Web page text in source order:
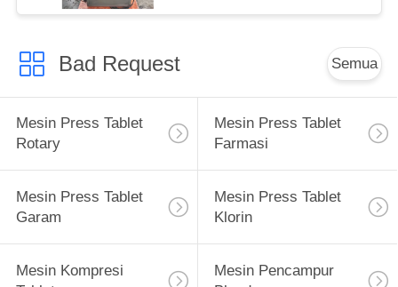
Bad Request Semua
Mesin Press Tablet
Rotary
Mesin Press Tablet
Farmasi
Mesin Press Tablet
Garam
Mesin Press Tablet
Klorin
Mesin Kompresi
Mesin Pencampur